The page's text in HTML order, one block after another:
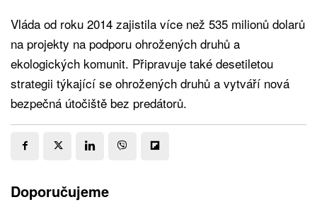
Vláda od roku 2014 zajistila více než 535 milionů dolarů
na projekty na podporu ohrožených druhů a
ekologických komunit. Připravuje také desetiletou
strategii týkající se ohrožených druhů a vytváří nová
bezpečná útočiště bez predátorů.
Doporučujeme